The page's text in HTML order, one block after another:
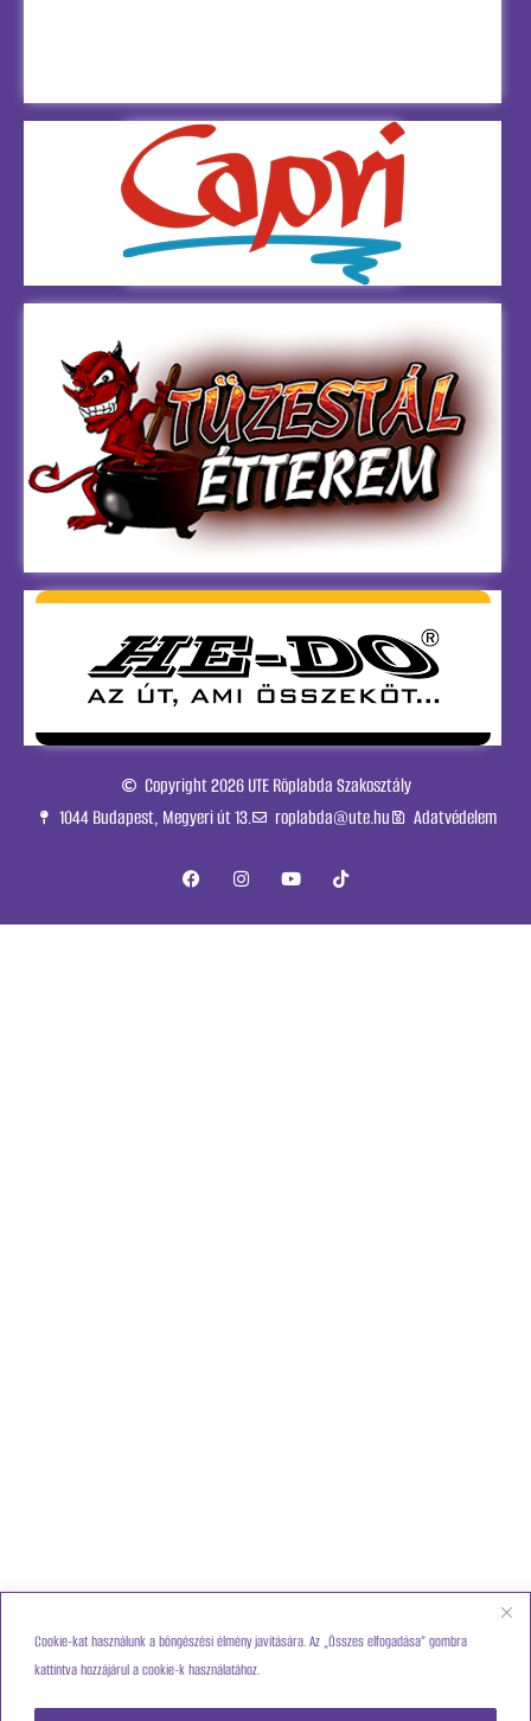
Cookie-kat használunk a böngészési élmény javítására. Az „Összes elfogadása” gombra
kattintva hozzájárul a cookie-k használatához.
Copyright 2026 UTE Röplabda Szakosztály
1044 Budapest, Megyeri út 13.
roplabda@ute.hu Adatvédelem